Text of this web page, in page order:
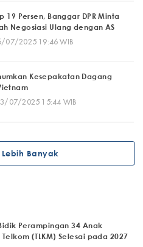
19 Persen, Banggar DPR Minta
Negosiasi Ulang dengan AS
07/2025 19:46 WIB
Kesepakatan Dagang
07/2025 15:44 WIB
Banyak
Perampingan 34 Anak
(TLKM) Selesai pada 2027